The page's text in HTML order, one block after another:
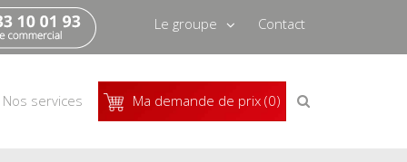
Nos services Ma demande de prix (0) Recherche
de
Le groupe
Qui sommes-nous
Recrutement
Contact